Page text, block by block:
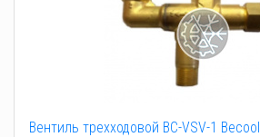
Вентиль трехходовой BC-VSV-1 Becool